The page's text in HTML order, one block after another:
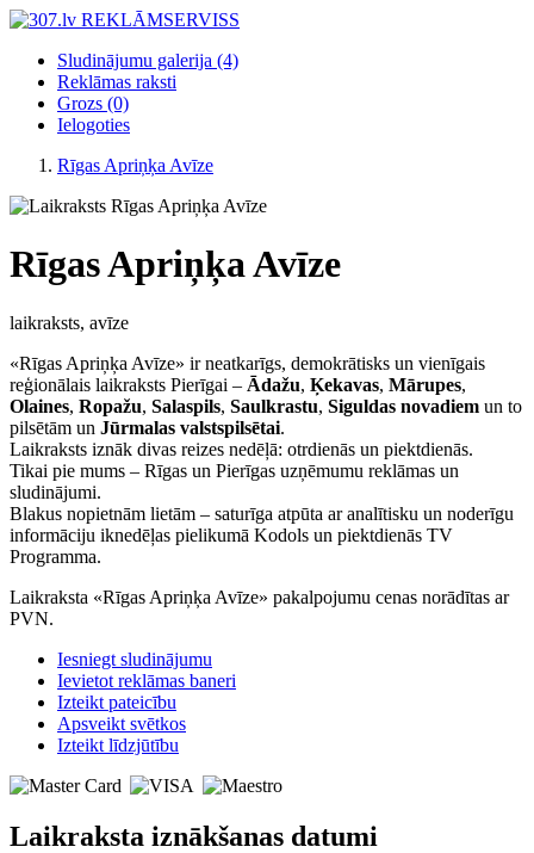
Sludinājumu galerija (4)
Reklāmas raksti
Grozs (0)
Ielogoties
Rīgas Apriņķa Avīze
Rīgas Apriņķa Avīze
laikraksts, avīze
«Rīgas Apriņķa Avīze» ir neatkarīgs, demokrātisks un vienīgais
reģionālais laikraksts Pierīgai – Ādažu, Ķekavas, Mārupes,
Olaines, Ropažu, Salaspils, Saulkrastu, Siguldas novadiem un to
pilsētām un Jūrmalas valstspilsētai.
Laikraksts iznāk divas reizes nedēļā: otrdienās un piektdienās.
Tikai pie mums – Rīgas un Pierīgas uzņēmumu reklāmas un
sludinājumi.
Blakus nopietnām lietām – saturīga atpūta ar analītisku un noderīgu
informāciju iknedēļas pielikumā Kodols un piektdienās TV
Programma.
Laikraksta «Rīgas Apriņķa Avīze» pakalpojumu cenas norādītas ar
PVN.
Iesniegt sludinājumu
Ievietot reklāmas baneri
Izteikt pateicību
Apsveikt svētkos
Izteikt līdzjūtību
Laikraksta iznākšanas datumi